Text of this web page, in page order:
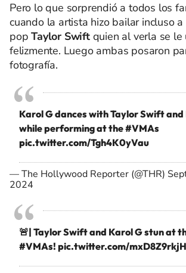
Pero lo que sorprendió a todos los
cuando la artista hizo bailar incluso
popTaylor Swiftquien al verla se le
felizmente. Luego ambas posaron
fotografía.
Karol G dances with Taylor Swift and
while performing at the#VMAs
pic.twitter.com/Tgh4K0yVau
— The Hollywood Reporter (@THR)
2024
🚨| Taylor Swift and Karol G stun at
#VMAs! pic.twitter.com/mxD8Z9rkjH